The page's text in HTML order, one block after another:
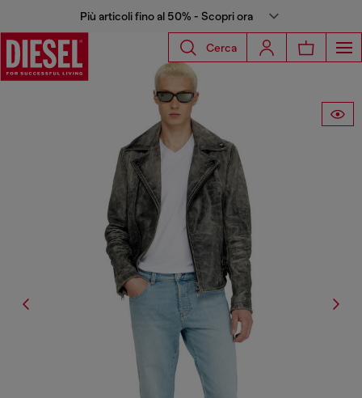
Più articoli fino al 50% - Scopri ora
Cerca